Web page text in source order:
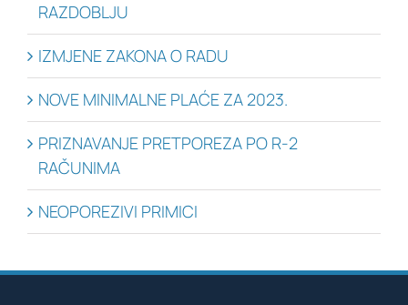
RAZDOBLJU
IZMJENE ZAKONA O RADU
NOVE MINIMALNE PLAĆE ZA 2023.
PRIZNAVANJE PRETPOREZA PO R-2
RAČUNIMA
NEOPOREZIVI PRIMICI